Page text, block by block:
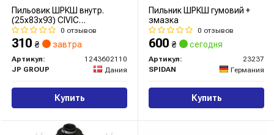
Пильовик ШРКШ внутр.
(25x83x93) CIVIC
VI/SPORTAGE/FRONTERA B
95-04
0 отзывов
310 ₴ завтра
Артикул:
1243602110
JP GROUP
Дания
Купить
Пильник ШРКШ гумовий +
змазка
0 отзывов
600 ₴ сегодня
Артикул:
23237
SPIDAN
Германия
Купить